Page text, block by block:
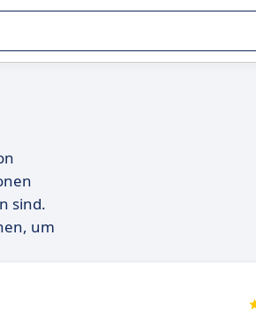
sind.
um